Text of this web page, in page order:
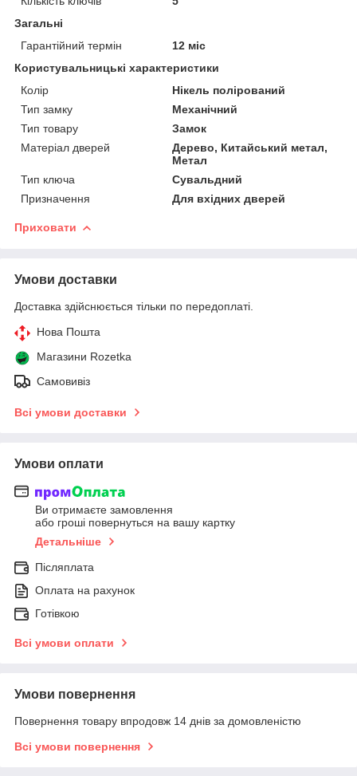
Загальні
Гарантійний термін
12 міс
Користувальницькі характеристики
Колір
Нікель полірований
Тип замку
Механічний
Тип товару
Замок
Матеріал дверей
Дерево, Китайський метал,
Метал
Тип ключа
Сувальдний
Призначення
Для вхідних дверей
Приховати
Умови доставки
Доставка здійснюється тільки по передоплаті.
Нова Пошта
Магазини Rozetka
Самовивіз
Всі умови доставки
Умови оплати
Ви отримаєте замовлення
або гроші повернуться на вашу картку
Детальніше
Післяплата
Оплата на рахунок
Готівкою
Всі умови оплати
Умови повернення
Повернення товару впродовж 14 днів за домовленістю
Всі умови повернення